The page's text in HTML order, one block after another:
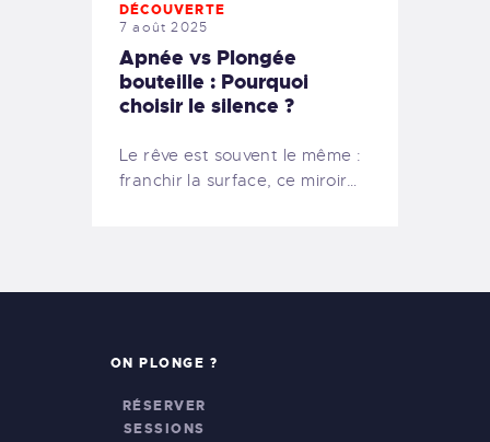
DÉCOUVERTE
7 août 2025
Apnée vs Plongée
bouteille : Pourquoi
choisir le silence ?
Le rêve est souvent le même :
franchir la surface, ce miroir…
ON PLONGE ?
RÉSERVER
SESSIONS